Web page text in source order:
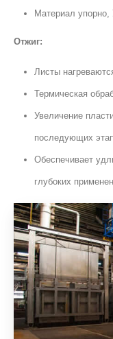
Материал упорно,
Отжиг:
Листы
Термическая
Увеличение
последующих
Обеспечивает
глубоких